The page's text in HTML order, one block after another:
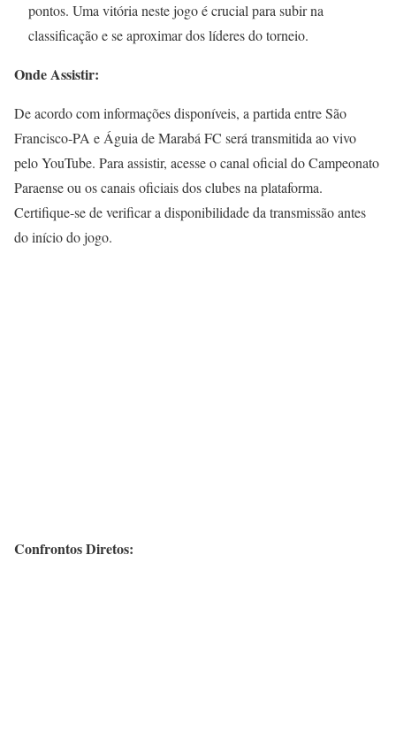
pontos. Uma vitória neste jogo é crucial para subir na
classificação e se aproximar dos líderes do torneio.
Onde Assistir:
De acordo com informações disponíveis, a partida entre São
Francisco-PA e Águia de Marabá FC será transmitida ao vivo
pelo YouTube. Para assistir, acesse o canal oficial do Campeonato
Paraense ou os canais oficiais dos clubes na plataforma.
Certifique-se de verificar a disponibilidade da transmissão antes
do início do jogo.
Confrontos Diretos: